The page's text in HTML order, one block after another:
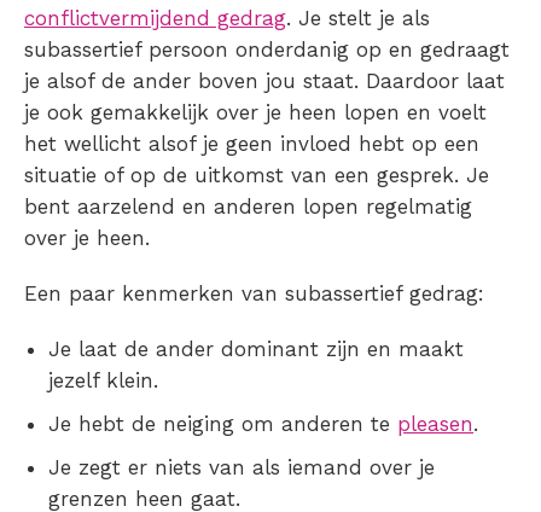
conflictvermijdend gedrag. Je stelt je als
subassertief persoon onderdanig op en gedraagt
je alsof de ander boven jou staat. Daardoor laat
je ook gemakkelijk over je heen lopen en voelt
het wellicht alsof je geen invloed hebt op een
situatie of op de uitkomst van een gesprek. Je
bent aarzelend en anderen lopen regelmatig
over je heen.
Een paar kenmerken van subassertief gedrag:
Je laat de ander dominant zijn en maakt
jezelf klein.
Je hebt de neiging om anderen te pleasen.
Je zegt er niets van als iemand over je
grenzen heen gaat.